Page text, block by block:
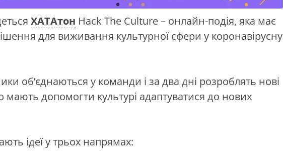
ХАТАтон Hack The Culture – онлайн-подія, яка має
для виживання культурної сфери у коронавірусну
об’єднаються у команди і за два дні розроблять нові
мають допомогти культурі адаптуватися до нових
ідеї у трьох напрямах: